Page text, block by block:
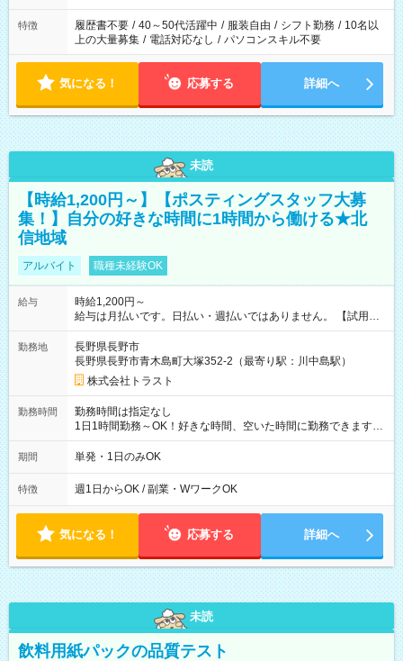
特徴 履歴書不要 / 40～50代活躍中 / 服装自由 / シフト勤務 / 10名以
上の大量募集 / 電話対応なし / パソコンスキル不要
気になる！ 応募する 詳細へ
未読
【時給1,200円～】【ポスティングスタッフ大募
集！】自分の好きな時間に1時間から働ける★北
信地域
アルバイト 職種未経験OK
給与
時給1,200円～
給与は月払いです。日払い・週払いではありません。 【試用期
間】試用期間なし
勤務地
長野県長野市
長野県長野市青木島町大塚352-2（最寄り駅：川中島駅）
株式会社トラスト
勤務時間
勤務時間は指定なし
1日1時間勤務～OK！好きな時間、空いた時間に勤務できます★
※夜間の配布はNGです。
期間 単発・1日のみOK
特徴 週1日からOK / 副業・WワークOK
気になる！ 応募する 詳細へ
未読
飲料用紙パックの品質テスト